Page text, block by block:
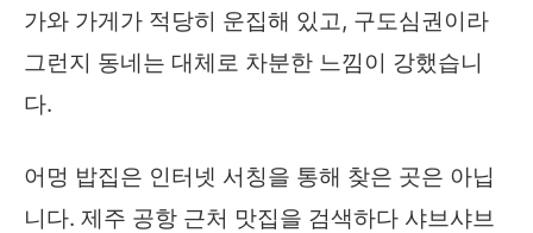
가와 가게가 적당히 운집해 있고, 구도심권이라
그런지 동네는 대체로 차분한 느낌이 강했습니
다.
어멍 밥집은 인터넷 서칭을 통해 찾은 곳은 아닙
니다. 제주 공항 근처 맛집을 검색하다 샤브샤브